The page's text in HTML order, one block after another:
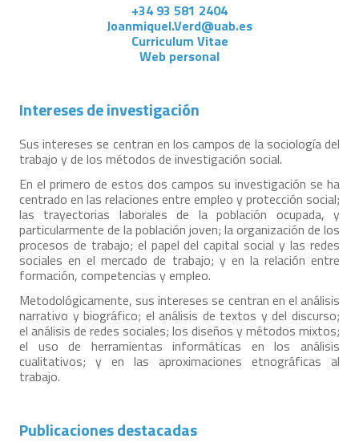
+34 93 581 2404
Joanmiquel.Verd@uab.es
Curriculum Vitae
Web personal
Intereses de investigación
Sus intereses se centran en los campos de la sociología del
trabajo y de los métodos de investigación social.
En el primero de estos dos campos su investigación se ha
centrado en las relaciones entre empleo y protección social;
las trayectorias laborales de la población ocupada, y
particularmente de la población joven; la organización de los
procesos de trabajo; el papel del capital social y las redes
sociales en el mercado de trabajo; y en la relación entre
formación, competencias y empleo.
Metodológicamente, sus intereses se centran en el análisis
narrativo y biográfico; el análisis de textos y del discurso;
el análisis de redes sociales; los diseños y métodos mixtos;
el uso de herramientas informáticas en los análisis
cualitativos; y en las aproximaciones etnográficas al
trabajo.
Publicaciones destacadas